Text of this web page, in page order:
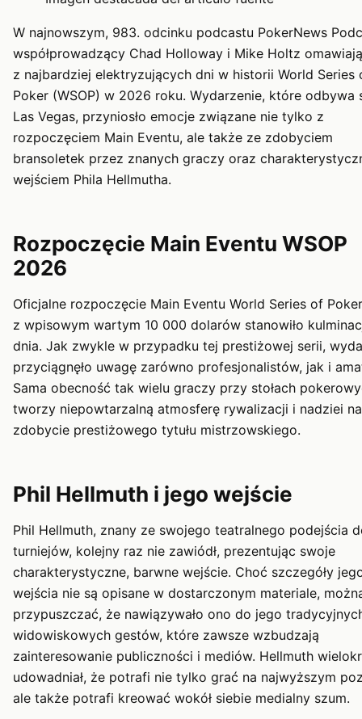
W najnowszym, 983. odcinku podcastu PokerNews
współprowadzący Chad Holloway i Mike Holtz
z najbardziej elektryzujących dni w historii World Series
Poker (WSOP) w 2026 roku. Wydarzenie, które odbywa
Las Vegas, przyniosło emocje związane nie tylko z
rozpoczęciem Main Eventu, ale także ze zdobyciem
bransoletek przez znanych graczy oraz
wejściem Phila Hellmutha.
Rozpoczęcie Main Eventu WSOP
2026
Oficjalne rozpoczęcie Main Eventu World Series of
z wpisowym wartym 10 000 dolarów stanowiło
dnia. Jak zwykle w przypadku tej prestiżowej serii,
przyciągnęło uwagę zarówno profesjonalistów, jak i
Sama obecność tak wielu graczy przy stołach
tworzy niepowtarzalną atmosferę rywalizacji i nadziei na
zdobycie prestiżowego tytułu mistrzowskiego.
Phil Hellmuth i jego wejście
Phil Hellmuth, znany ze swojego teatralnego podejścia
turniejów, kolejny raz nie zawiódł, prezentując swoje
charakterystyczne, barwne wejście. Choć szczegóły
wejścia nie są opisane w dostarczonym materiale,
przypuszczać, że nawiązywało ono do jego
widowiskowych gestów, które zawsze wzbudzają
zainteresowanie publiczności i mediów. Hellmuth
udowadniał, że potrafi nie tylko grać na najwyższym
ale także potrafi kreować wokół siebie medialny szum.